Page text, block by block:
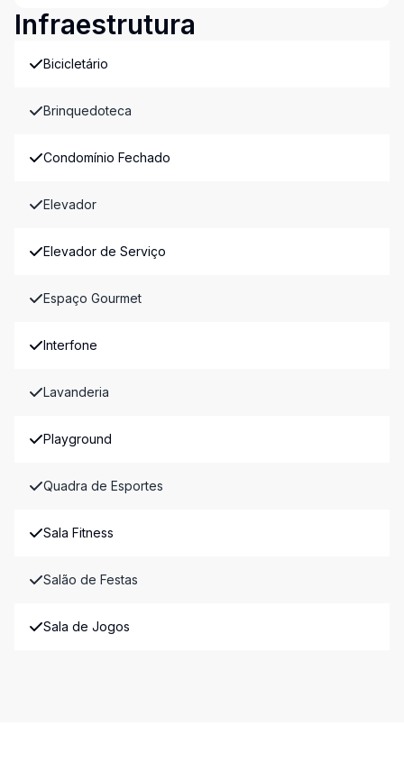
Infraestrutura
Bicicletário
Brinquedoteca
Condomínio Fechado
Elevador
Elevador de Serviço
Espaço Gourmet
Interfone
Lavanderia
Playground
Quadra de Esportes
Sala Fitness
Salão de Festas
Sala de Jogos